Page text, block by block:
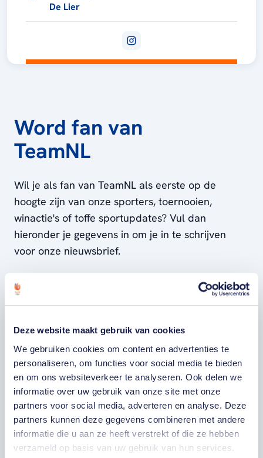
Deze website maakt gebruik van cookies
We gebruiken cookies om content en advertenties te
personaliseren, om functies voor social media te bieden
en om ons websiteverkeer te analyseren. Ook delen we
informatie over uw gebruik van onze site met onze
partners voor social media, adverteren en analyse. Deze
partners kunnen deze gegevens combineren met andere
informatie die u aan ze heeft verstrekt of die ze hebben
verzameld op basis van uw gebruik van hun services.
De Lier
Word fan van
TeamNL
Wil je als fan van TeamNL als eerste op de
hoogte zijn van onze sporters, toernooien,
winactie's of toffe sportupdates? Vul dan
hieronder je gegevens in om je in te schrijven
voor onze nieuwsbrief.
ACHTERNAAM
E-MAILADRES
Ja, ik word fan van TeamNL en ontvang
graag gepersonaliseerd nieuws over
TeamNL, het TeamNL Huis, interviews, acties,
kortingen, voorrang op evenementen,
video’s en merchandise. Je kunt je op elk